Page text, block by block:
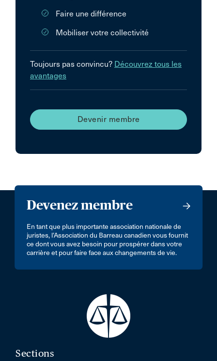
Faire une différence
Mobiliser votre collectivité
Toujours pas convincu? Découvrez tous les
avantages
Devenir membre
Devenez membre
En tant que plus importante association nationale de
juristes, l’Association du Barreau canadien vous fournit
ce dont vous avez besoin pour prospérer dans votre
carrière et pour faire face aux changements de vie.
Sections